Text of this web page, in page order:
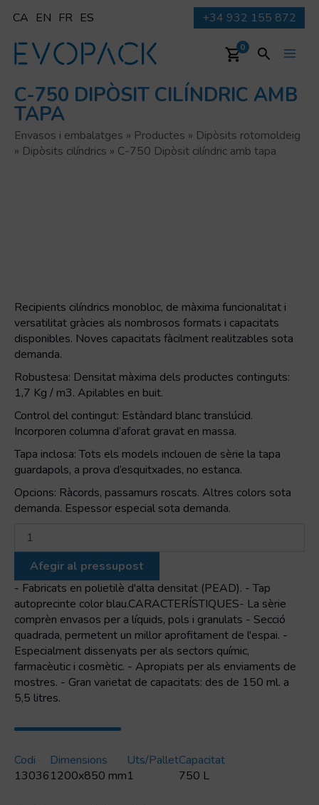
contingut
CA EN FR ES +34 932 155 872
0 Cerca
C-750 DIPÒSIT CILÍNDRIC AMB
TAPA
Envasos i embalatges » Productes » Dipòsits rotomoldeig
» Dipòsits cilí­ndrics » C-750 Dipòsit cilíndric amb tapa
Recipients cilí­ndrics monobloc, de màxima funcionalitat i
versatilitat gràcies als nombrosos formats i capacitats
disponibles. Noves capacitats fàcilment realitzables sota
demanda.
Robustesa: Densitat màxima dels productes continguts:
1,7 Kg / m3. Apilables en buit.
Control del contingut: Estàndard blanc translúcid.
Incorporen columna d’aforat gravat en massa.
Tapa inclosa: Tots els models inclouen de sèrie la tapa
guardapols, a prova d’esquitxades, no estanca.
Opcions: Ràcords, passamurs roscats. Altres colors sota
demanda. Espessor especial sota demanda.
750
Dipòsit
cilíndric
amb
Afegir al pressupost
- Fabricats en polietilè d'alta densitat (PEAD). - Tap
autoprecinte color blau.CARACTERÍSTIQUES- La sèrie
comprèn envasos per a líquids, pols i granulats - Secció
quadrada, permetent un millor aprofitament de l'espai. -
Especialment dissenyats per als sectors químic,
farmacèutic i cosmètic. - Apropiats per als enviaments de
mostres. - Gran varietat de capacitats: des de 150 ml. a
5,5 litres.
Codi
13036
Dimensions
1200x850 mm
Uts/pallet
1
Capacitat
750 L